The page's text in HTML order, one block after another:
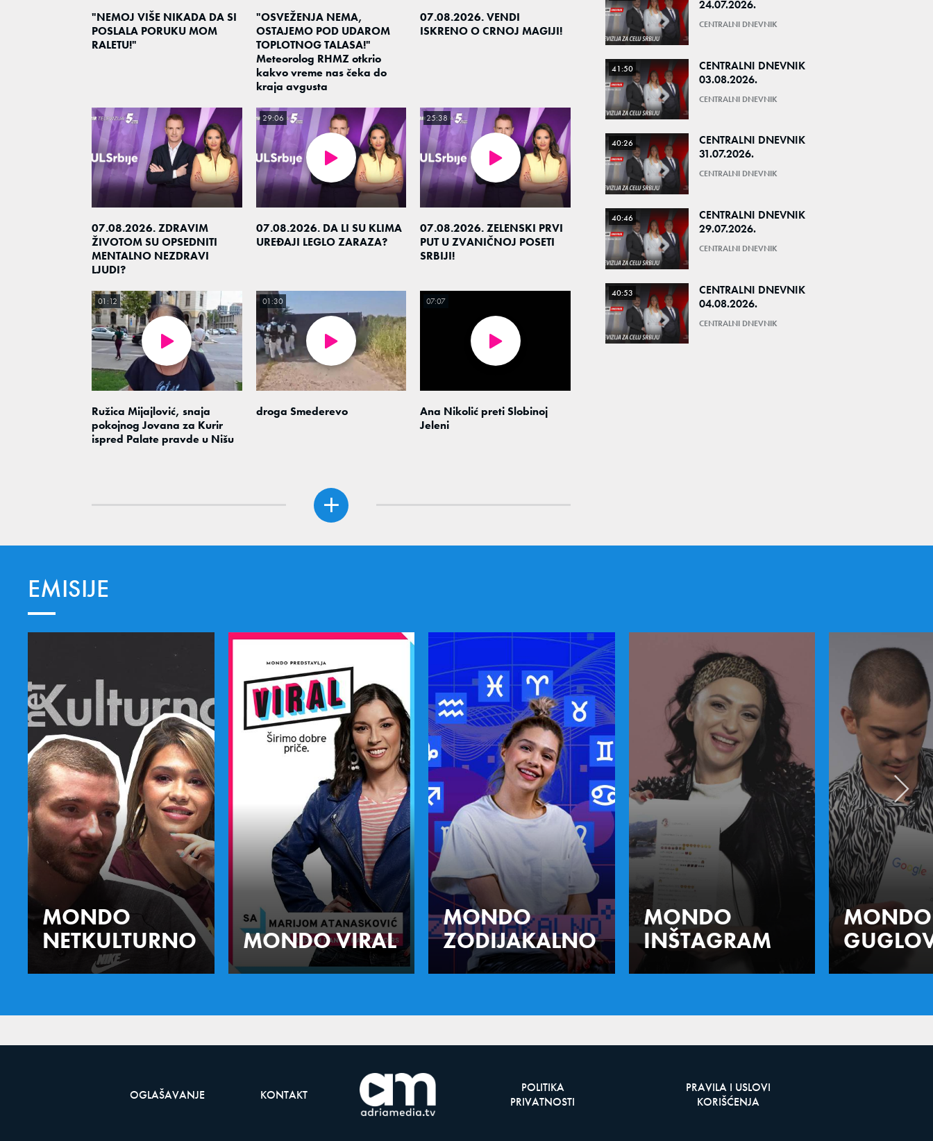
"NEMOJ VIŠE NIKADA DA SI
POSLALA PORUKU MOM
RALETU!"
"OSVEŽENJA NEMA,
OSTAJEMO POD UDAROM
TOPLOTNOG TALASA!"
Meteorolog RHMZ otkrio
kakvo vreme nas čeka do
kraja avgusta
07.08.2026. VENDI
ISKRENO O CRNOJ MAGIJI!
07.08.2026. ZDRAVIM
ŽIVOTOM SU OPSEDNITI
MENTALNO NEZDRAVI
LJUDI?
07.08.2026. DA LI SU KLIMA
UREĐAJI LEGLO ZARAZA?
29:06
07.08.2026. ZELENSKI PRVI
PUT U ZVANIČNOJ POSETI
SRBIJI!
25:38
Ružica Mijajlović, snaja
pokojnog Jovana za Kurir
ispred Palate pravde u Nišu
01:12
droga Smederevo
01:30
Ana Nikolić preti Slobinoj
Jeleni
07:07
24.07.2026.
CENTRALNI DNEVNIK
41:50
CENTRALNI DNEVNIK
03.08.2026.
CENTRALNI DNEVNIK
40:26
CENTRALNI DNEVNIK
31.07.2026.
CENTRALNI DNEVNIK
40:46
CENTRALNI DNEVNIK
29.07.2026.
CENTRALNI DNEVNIK
40:53
CENTRALNI DNEVNIK
04.08.2026.
CENTRALNI DNEVNIK
EMISIJE
MONDO
NETKULTURNO
MONDO VIRAL
MONDO
ZODIJAKALNO
MONDO
INŠTAGRAM
MONDO
OGLAŠAVANJE KONTAKT
POLITIKA
PRIVATNOSTI
PRAVILA I USLOVI
KORIŠĆENJA